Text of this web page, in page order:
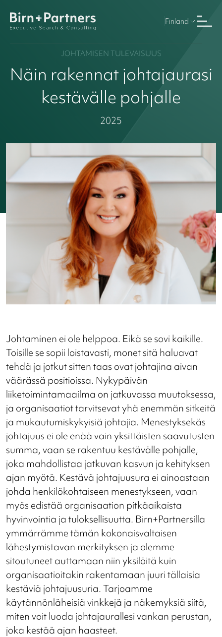
Finland
JOHTAMISEN TULEVAISUUS
Näin rakennat johtajaurasi
kestävälle pohjalle
2025
Johtaminen ei ole helppoa. Eikä se sovi kaikille.
Toisille se sopii loistavasti, monet sitä haluavat
tehdä ja jotkut sitten taas ovat johtajina aivan
väärässä positioissa. Nykypäivän
liiketoimintamaailma on jatkuvassa muutoksessa,
ja organisaatiot tarvitsevat yhä enemmän sitkeitä
ja mukautumiskykyisiä johtajia. Menestyksekäs
johtajuus ei ole enää vain yksittäisten saavutusten
summa, vaan se rakentuu kestävälle pohjalle,
joka mahdollistaa jatkuvan kasvun ja kehityksen
ajan myötä. Kestävä johtajuusura ei ainoastaan
johda henkilökohtaiseen menestykseen, vaan
myös edistää organisaation pitkäaikaista
hyvinvointia ja tuloksellisuutta. Birn+Partnersilla
ymmärrämme tämän kokonaisvaltaisen
lähestymistavan merkityksen ja olemme
sitoutuneet auttamaan niin yksilöitä kuin
organisaatioitakin rakentamaan juuri tällaisia
kestäviä johtajuusuria. Tarjoamme
käytännönläheisiä vinkkejä ja näkemyksiä siitä,
miten voit luoda johtajaurallesi vankan perustan,
joka kestää ajan haasteet.